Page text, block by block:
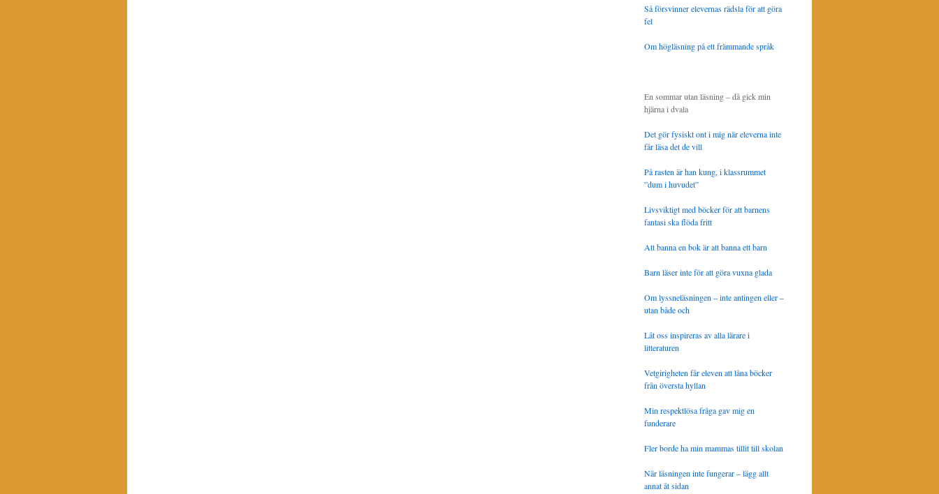
Så försvinner elevernas rädsla för att göra
fel
Om högläsning på ett främmande språk
En sommar utan läsning – då gick min
hjärna i dvala
Det gör fysiskt ont i mig när eleverna inte
får läsa det de vill
På rasten är han kung, i klassrummet
”dum i huvudet”
Livsviktigt med böcker för att barnens
fantasi ska flöda fritt
Att banna en bok är att banna ett barn
Barn läser inte för att göra vuxna glada
Om lyssneläsningen – inte antingen eller –
utan både och
Låt oss inspireras av alla lärare i
litteraturen
Vetgirigheten får eleven att låna böcker
från översta hyllan
Min respektlösa fråga gav mig en
funderare
Fler borde ha min mammas tillit till skolan
När läsningen inte fungerar – lägg allt
annat åt sidan